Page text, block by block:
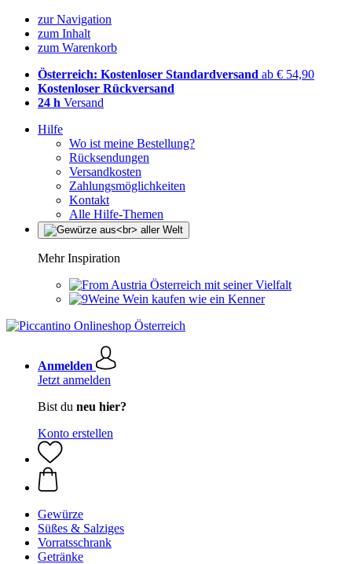
zur Navigation
zum Inhalt
zum Warenkorb
Österreich: Kostenloser Standardversand ab € 54,90
Kostenloser Rückversand
24 h Versand
Hilfe
Wo ist meine Bestellung?
Rücksendungen
Versandkosten
Zahlungsmöglichkeiten
Kontakt
Alle Hilfe-Themen
Mehr Inspiration
Österreich mit seiner Vielfalt
Wein kaufen wie ein Kenner
Anmelden
Jetzt anmelden
Bist du neu hier?
Konto erstellen
Gewürze
Süßes & Salziges
Vorratsschrank
Getränke